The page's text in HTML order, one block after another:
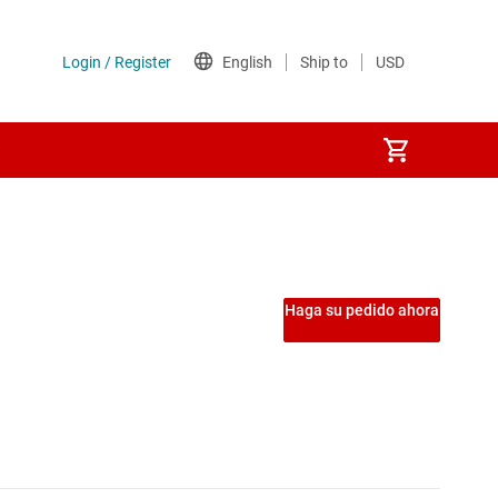
Haga su pedido ahora